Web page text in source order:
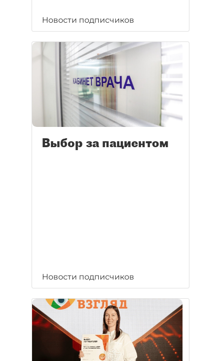
Новости подписчиков
Выбор за пациентом
Новости подписчиков